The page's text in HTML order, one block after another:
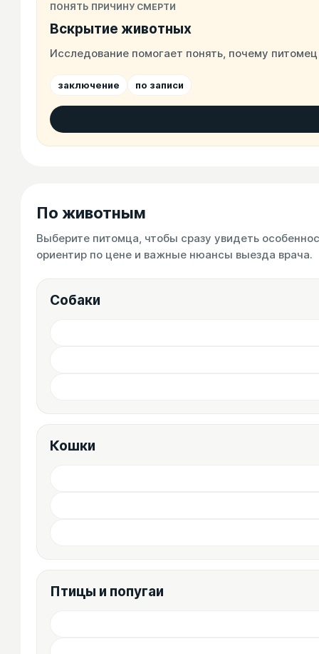
ПОНЯТЬ ПРИЧИНУ СМЕРТИ
Вскрытие животных
Исследование помогает понять, почему
заключение по записи
По животным
Выберите питомца, чтобы сразу увидеть
ориентир по цене и важные нюансы выезда врача.
Собаки
Кошки
Птицы и попугаи